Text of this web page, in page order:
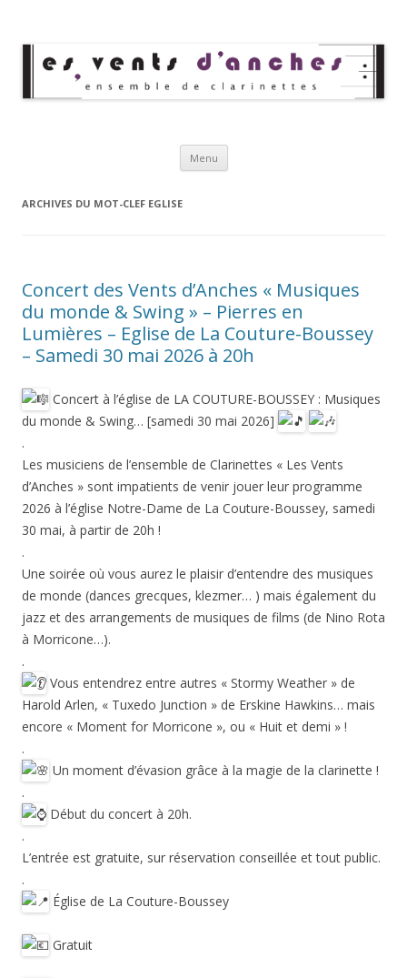
Menu Aller au contenu principal
ARCHIVES DU MOT-CLEF EGLISE
Concert des Vents d’Anches « Musiques
du monde & Swing » – Pierres en
Lumières – Eglise de La Couture-Boussey
– Samedi 30 mai 2026 à 20h
Concert à l’église de LA COUTURE-BOUSSEY : Musiques
du monde & Swing… [samedi 30 mai 2026]
.
Les musiciens de l’ensemble de Clarinettes « Les Vents
d’Anches » sont impatients de venir jouer leur programme
2026 à l’église Notre-Dame de La Couture-Boussey, samedi
30 mai, à partir de 20h !
.
Une soirée où vous aurez le plaisir d’entendre des musiques
de monde (dances grecques, klezmer… ) mais également du
jazz et des arrangements de musiques de films (de Nino Rota
à Morricone…).
.
Vous entendrez entre autres « Stormy Weather » de
Harold Arlen, « Tuxedo Junction » de Erskine Hawkins… mais
encore « Moment for Morricone », ou « Huit et demi » !
.
Un moment d’évasion grâce à la magie de la clarinette !
.
Début du concert à 20h.
.
L’entrée est gratuite, sur réservation conseillée et tout public.
.
Église de La Couture-Boussey
Gratuit